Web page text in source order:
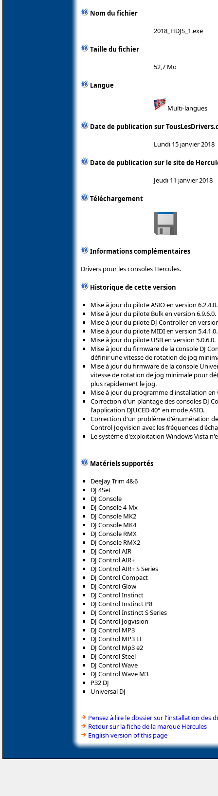
Nom du fichier
2018_HDJS_1.exe
Taille du fichier
52,7 Mo
Langue
Multi-langues
Date de publication sur
Lundi 15 janvier 2018
Date de publication sur le site de
Jeudi 11 janvier 2018
Téléchargement
Informations complémentaires
Drivers pour les consoles Hercules.
Historique de cette version
Mise à jour du pilote ASIO en version 6.2.4.0.
Mise à jour du pilote Bulk en version 6.9.6.0.
Mise à jour du pilote DJ Controller en
Mise à jour du pilote MIDI en version 5.4.1.0.
Mise à jour du pilote USB en version 5.0.6.0.
Mise à jour du firmware de la console DJ
définir une vitesse de rotation de jog
Mise à jour du firmware de la console
vitesse de rotation de jog minimale pour
plus rapidement le jog.
Mise à jour du programme d'installation en
Correction d'un plantage des consoles DJ
l'application DJUCED 40° en mode ASIO.
Correction d'un problème d'énumération
Control Jogvision avec les fréquences
Le système d'exploitation Windows Vista
Matériels supportés
DeeJay Trim 4&6
DJ 4Set
DJ Console
DJ Console 4-Mx
DJ Console MK2
DJ Console MK4
DJ Console RMX
DJ Console RMX2
DJ Control AIR
DJ Control AIR+
DJ Control AIR+ S Series
DJ Control Compact
DJ Control Glow
DJ Control Instinct
DJ Control Instinct P8
DJ Control Instinct S Series
DJ Control Jogvision
DJ Control MP3
DJ Control MP3 LE
DJ Control Mp3 e2
DJ Control Steel
DJ Control Wave
DJ Control Wave M3
P32 DJ
Universal DJ
Pensez à lire le dossier sur l'installation des
Retour sur la fiche de la marque Hercules
English version of this page